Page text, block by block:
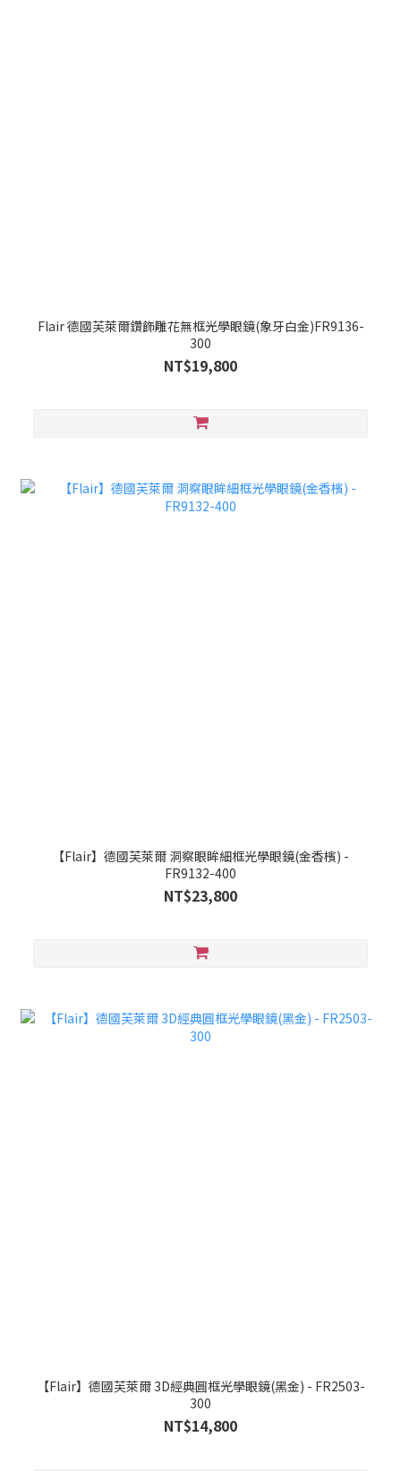
Flair 德國芙萊爾鑽飾雕花無框光學眼鏡(象牙白金)FR9136-
300
NT$19,800
【Flair】德國芙萊爾 洞察眼眸細框光學眼鏡(金香檳) -
FR9132-400
NT$23,800
【Flair】德國芙萊爾 3D經典圓框光學眼鏡(黑金) - FR2503-
300
NT$14,800